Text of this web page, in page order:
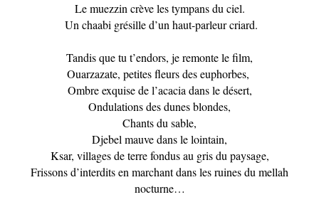
Le muezzin crève les tympans du ciel.
Un chaabi grésille d’un haut-parleur criard.
Tandis que tu t’endors, je remonte le film,
Ouarzazate, petites fleurs des euphorbes,
Ombre exquise de l’acacia dans le désert,
Ondulations des dunes blondes,
Chants du sable,
Djebel mauve dans le lointain,
Ksar, villages de terre fondus au gris du paysage,
Frissons d’interdits en marchant dans les ruines du mellah
nocturne…